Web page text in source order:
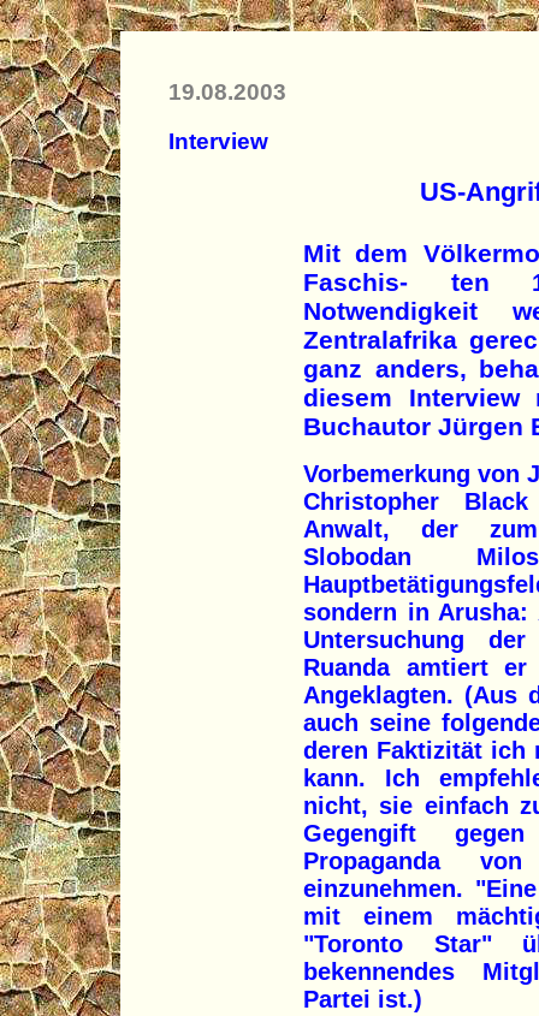
19.08.2003
Interview
US-
Mit dem
Faschis- ten
Notwendigkeit
Zentralafrika
ganz anders,
diesem
Buchautor Jürgen
Vorbemerkung von
Christopher
Anwalt, der zum
Slobodan
sondern in Arusha:
Untersuchung
Ruanda amtiert
Angeklagten. (Aus
auch seine
deren Faktizität ich
kann. Ich
nicht, sie einfach
Gegengift
Propaganda
einzunehmen.
mit einem
"Toronto Star"
bekennendes
Partei ist.)